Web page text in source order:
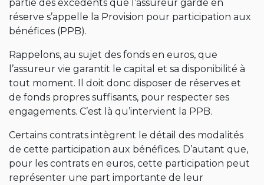
partie des excédents que l’assureur garde en
réserve s’appelle la Provision pour participation aux
bénéfices (PPB).
Rappelons, au sujet des fonds en euros, que
l’assureur vie garantit le capital et sa disponibilité à
tout moment. Il doit donc disposer de réserves et
de fonds propres suffisants, pour respecter ses
engagements. C’est là qu’intervient la PPB.
Certains contrats intègrent le détail des modalités
de cette participation aux bénéfices. D’autant que,
pour les contrats en euros, cette participation peut
représenter une part importante de leur